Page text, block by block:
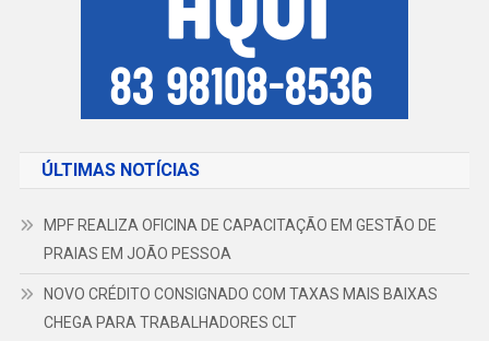
ÚLTIMAS NOTÍCIAS
MPF REALIZA OFICINA DE CAPACITAÇÃO EM GESTÃO DE
PRAIAS EM JOÃO PESSOA
NOVO CRÉDITO CONSIGNADO COM TAXAS MAIS BAIXAS
CHEGA PARA TRABALHADORES CLT